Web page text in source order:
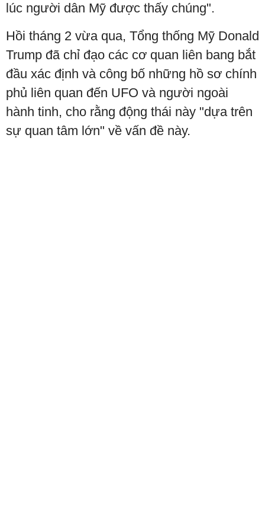
lúc người dân Mỹ được thấy chúng".
Hồi tháng 2 vừa qua, Tổng thống Mỹ Donald
Trump đã chỉ đạo các cơ quan liên bang bắt
đầu xác định và công bố những hồ sơ chính
phủ liên quan đến UFO và người ngoài
hành tinh, cho rằng động thái này "dựa trên
sự quan tâm lớn" về vấn đề này.